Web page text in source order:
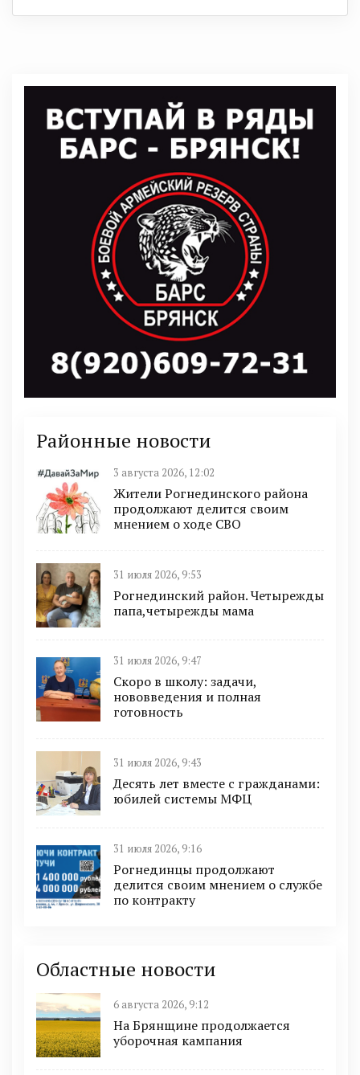
Районные новости
3 августа 2026, 12:02
Жители Рогнединского района
продолжают делится своим
мнением о ходе СВО
31 июля 2026, 9:53
Рогнединский район. Четырежды
папа,четырежды мама
31 июля 2026, 9:47
Скоро в школу: задачи,
нововведения и полная
готовность
31 июля 2026, 9:43
Десять лет вместе с гражданами:
юбилей системы МФЦ
31 июля 2026, 9:16
Рогнединцы продолжают
делится своим мнением о службе
по контракту
Областные новости
6 августа 2026, 9:12
На Брянщине продолжается
уборочная кампания